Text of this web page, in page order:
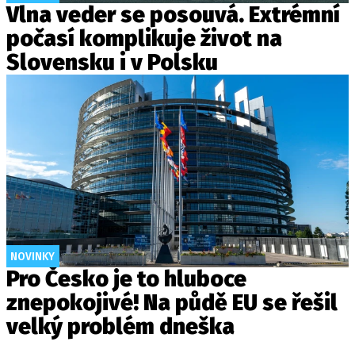
Vlna veder se posouvá. Extrémní
počasí komplikuje život na
Slovensku i v Polsku
NOVINKY
Pro Česko je to hluboce
znepokojivé! Na půdě EU se řešil
velký problém dneška